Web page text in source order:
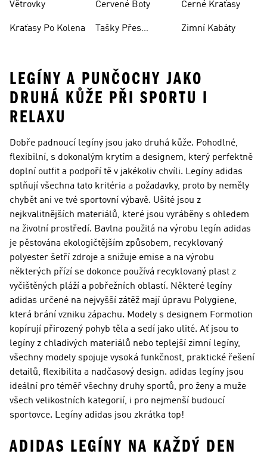
Větrovky
Kraťasy Po Kolena
Červené Boty
Tašky Přes
Černé Kraťasy
Zimní Kabáty
LEGÍNY A PUNČOCHY JAKO
DRUHÁ KŮŽE PŘI SPORTU I
RELAXU
Dobře padnoucí legíny jsou jako druhá kůže. Pohodlné,
flexibilní, s dokonalým krytím a designem, který perfektně
doplní outfit a podpoří tě v jakékoliv chvíli. Legíny adidas
splňují všechna tato kritéria a požadavky, proto by neměly
chybět ani ve tvé sportovní výbavě. Ušité jsou z
nejkvalitnějších materiálů, které jsou vyráběny s ohledem
na životní prostředí. Bavlna použitá na výrobu legín adidas
je pěstována ekologičtějším způsobem, recyklovaný
polyester šetří zdroje a snižuje emise a na výrobu
některých přízí se dokonce používá recyklovaný plast z
vyčištěných pláží a pobřežních oblastí. Některé legíny
adidas určené na nejvyšší zátěž mají úpravu Polygiene,
která brání vzniku zápachu. Modely s designem Formotion
kopírují přirozený pohyb těla a sedí jako ulité. Ať jsou to
legíny z chladivých materiálů nebo teplejší zimní legíny,
všechny modely spojuje vysoká funkčnost, praktické řešení
detailů, flexibilita a nadčasový design. adidas legíny jsou
ideální pro téměř všechny druhy sportů, pro ženy a muže
všech velikostních kategorií, i pro nejmenší budoucí
sportovce. Legíny adidas jsou zkrátka top!
ADIDAS LEGÍNY NA KAŽDÝ DEN